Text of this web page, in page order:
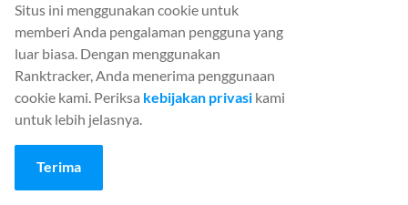
Situs ini menggunakan cookie untuk
memberi Anda pengalaman pengguna yang
luar biasa. Dengan menggunakan
Ranktracker, Anda menerima penggunaan
cookie kami. Periksa kebijakan privasi kami
untuk lebih jelasnya.
Terima